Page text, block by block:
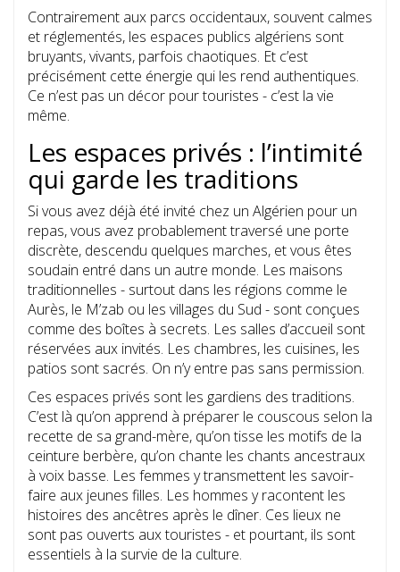
Contrairement aux parcs occidentaux, souvent calmes
et réglementés, les espaces publics algériens sont
bruyants, vivants, parfois chaotiques. Et c’est
précisément cette énergie qui les rend authentiques.
Ce n’est pas un décor pour touristes - c’est la vie
même.
Les espaces privés : l’intimité
qui garde les traditions
Si vous avez déjà été invité chez un Algérien pour un
repas, vous avez probablement traversé une porte
discrète, descendu quelques marches, et vous êtes
soudain entré dans un autre monde. Les maisons
traditionnelles - surtout dans les régions comme le
Aurès, le M’zab ou les villages du Sud - sont conçues
comme des boîtes à secrets. Les salles d’accueil sont
réservées aux invités. Les chambres, les cuisines, les
patios sont sacrés. On n’y entre pas sans permission.
Ces espaces privés sont les gardiens des traditions.
C’est là qu’on apprend à préparer le couscous selon la
recette de sa grand-mère, qu’on tisse les motifs de la
ceinture berbère, qu’on chante les chants ancestraux
à voix basse. Les femmes y transmettent les savoir-
faire aux jeunes filles. Les hommes y racontent les
histoires des ancêtres après le dîner. Ces lieux ne
sont pas ouverts aux touristes - et pourtant, ils sont
essentiels à la survie de la culture.